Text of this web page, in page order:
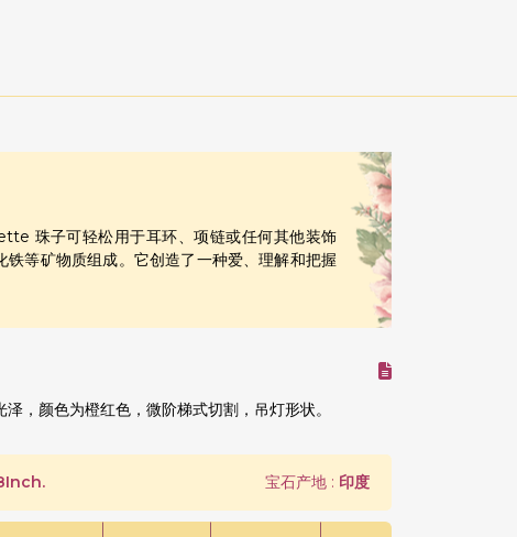
珠子可轻松用于耳环、项链或任何其他装饰
等矿物质组成。它创造了一种爱、理解和把握
，颜色为橙红色，微阶梯式切割，吊灯形状。
宝石产地 : 印度